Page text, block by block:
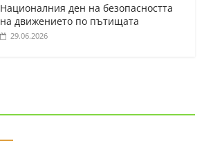
Националния ден на безопасността
на движението по пътищата
29.06.2026